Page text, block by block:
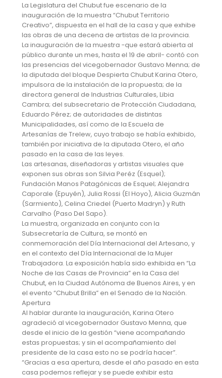
La Legislatura del Chubut fue escenario de la
inauguración de la muestra “Chubut Territorio
Creativo”, dispuesta en el hall de la casa y que exhibe
las obras de una decena de artistas de la provincia.
La inauguración de la muestra -que estará abierta al
público durante un mes, hasta el 19 de abril- contó con
las presencias del vicegobernador Gustavo Menna; de
la diputada del bloque Despierta Chubut Karina Otero,
impulsora de la instalación de la propuesta; de la
directora general de Industrias Culturales, Libia
Cambra; del subsecretario de Protección Ciudadana,
Eduardo Pérez; de autoridades de distintas
Municipalidades, así como de la Escuela de
Artesanías de Trelew, cuyo trabajo se había exhibido,
también por iniciativa de la diputada Otero, el año
pasado en la casa de las leyes.
Las artesanas, diseñadoras y artistas visuales que
exponen sus obras son Silvia Peréz (Esquel);
Fundación Manos Patagónicas de Esquel; Alejandra
Caporale (Epuyén), Julia Rossi (El Hoyo), Alicia Guzmán
(Sarmiento), Celina Criedel (Puerto Madryn) y Ruth
Carvalho (Paso Del Sapo).
La muestra, organizada en conjunto con la
Subsecretaría de Cultura, se montó en
conmemoración del Día Internacional del Artesano, y
en el contexto del Día Internacional de la Mujer
Trabajadora. La exposición había sido exhibida en “La
Noche de las Casas de Provincia” en la Casa del
Chubut, en la Ciudad Autónoma de Buenos Aires, y en
el evento “Chubut Brilla” en el Senado de la Nación.
Apertura
Al hablar durante la inauguración, Karina Otero
agradeció al vicegobernador Gustavo Menna, que
desde el inicio de la gestión “viene acompañando
estas propuestas; y sin el acompañamiento del
presidente de la casa esto no se podría hacer”.
“Gracias a esa apertura, desde el año pasado en esta
casa podemos reflejar y se puede exhibir esta